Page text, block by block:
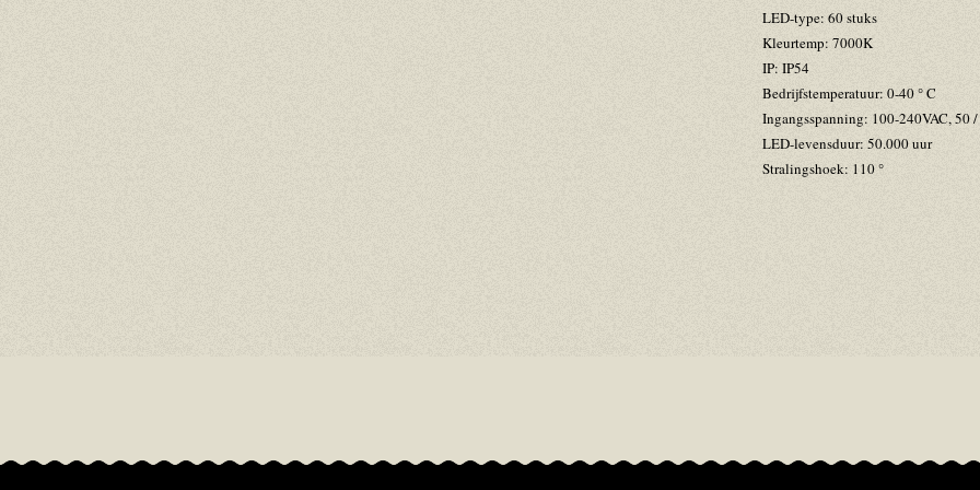
LED-type: 60 stuks
Kleurtemp: 7000K
IP: IP54
Bedrijfstemperatuur: 0-40 ° C
Ingangsspanning: 100-240VAC, 50
LED-levensduur: 50.000 uur
Stralingshoek: 110 °